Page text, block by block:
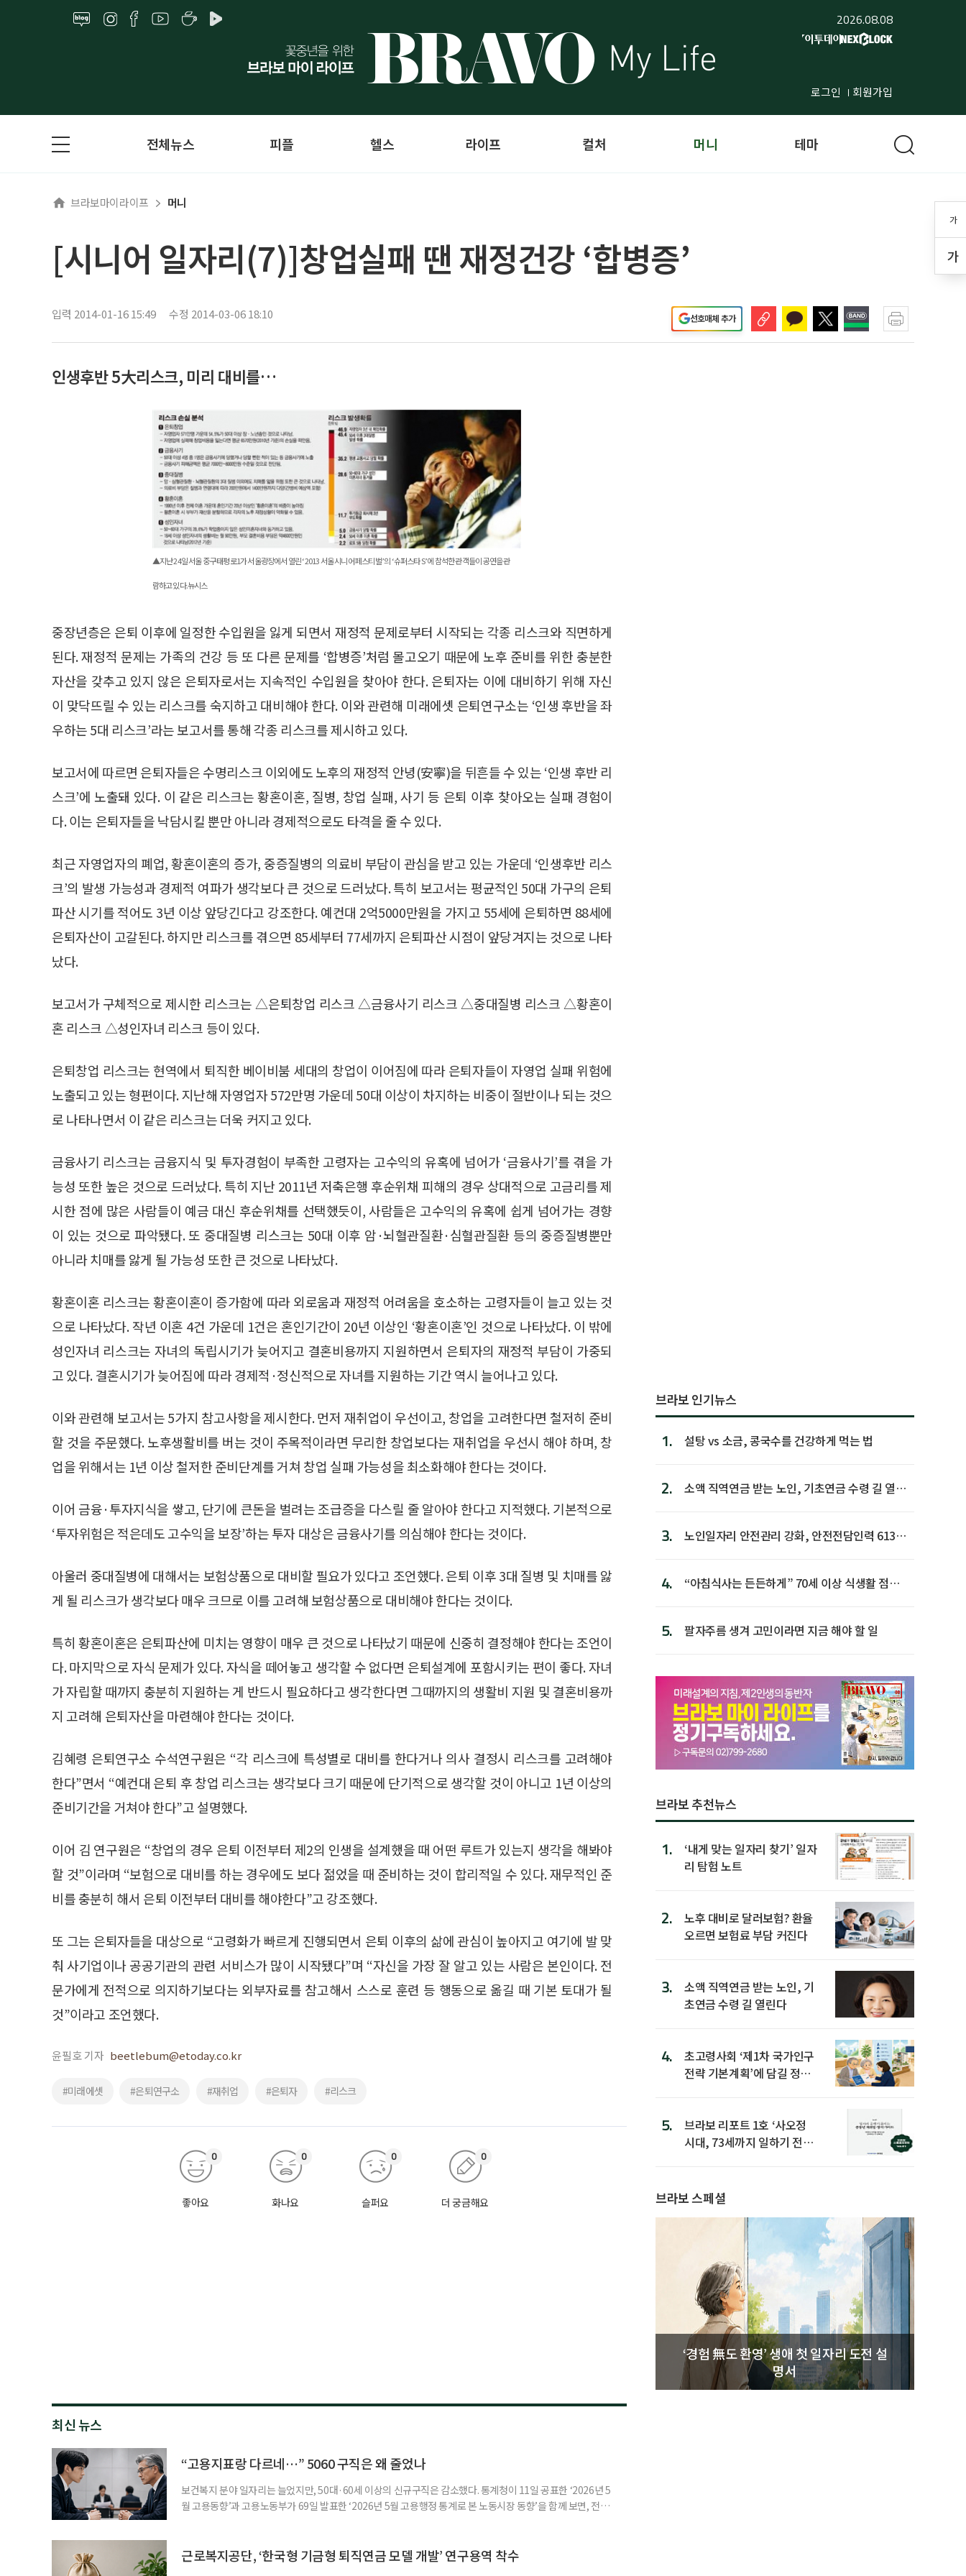
2026.08.08
로그인 회원가입
가
가
전체뉴스 피플 헬스 라이프 컬처 머니 테마
브라보마이라이프 머니
[시니어 일자리(7)]창업실패 땐 재정건강 ‘합병증’
입력 2014-01-16 15:49 수정 2014-03-06 18:10 선호매체 추가
인생후반 5大리스크, 미리 대비를…
▲지난 24일 서울 중구 태평로1가 서울광장에서 열린 ‘2013 서울 시니어 페스티벌’의 ‘슈퍼스타 S’에 참석한 관객들이 공연을 관
람하고 있다.뉴시스
중장년층은 은퇴 이후에 일정한 수입원을 잃게 되면서 재정적 문제로부터 시작되는 각종 리스크와 직면하게
된다. 재정적 문제는 가족의 건강 등 또 다른 문제를 ‘합병증’처럼 몰고오기 때문에 노후 준비를 위한 충분한
자산을 갖추고 있지 않은 은퇴자로서는 지속적인 수입원을 찾아야 한다. 은퇴자는 이에 대비하기 위해 자신
이 맞닥뜨릴 수 있는 리스크를 숙지하고 대비해야 한다. 이와 관련해 미래에셋 은퇴연구소는 ‘인생 후반을 좌
우하는 5대 리스크’라는 보고서를 통해 각종 리스크를 제시하고 있다.
보고서에 따르면 은퇴자들은 수명리스크 이외에도 노후의 재정적 안녕(安寧)을 뒤흔들 수 있는 ‘인생 후반 리
스크’에 노출돼 있다. 이 같은 리스크는 황혼이혼, 질병, 창업 실패, 사기 등 은퇴 이후 찾아오는 실패 경험이
다. 이는 은퇴자들을 낙담시킬 뿐만 아니라 경제적으로도 타격을 줄 수 있다.
최근 자영업자의 폐업, 황혼이혼의 증가, 중증질병의 의료비 부담이 관심을 받고 있는 가운데 ‘인생후반 리스
크’의 발생 가능성과 경제적 여파가 생각보다 큰 것으로 드러났다. 특히 보고서는 평균적인 50대 가구의 은퇴
파산 시기를 적어도 3년 이상 앞당긴다고 강조한다. 예컨대 2억5000만원을 가지고 55세에 은퇴하면 88세에
은퇴자산이 고갈된다. 하지만 리스크를 겪으면 85세부터 77세까지 은퇴파산 시점이 앞당겨지는 것으로 나타
났다.
보고서가 구체적으로 제시한 리스크는 △은퇴창업 리스크 △금융사기 리스크 △중대질병 리스크 △황혼이
혼 리스크 △성인자녀 리스크 등이 있다.
은퇴창업 리스크는 현역에서 퇴직한 베이비붐 세대의 창업이 이어짐에 따라 은퇴자들이 자영업 실패 위험에
노출되고 있는 형편이다. 지난해 자영업자 572만명 가운데 50대 이상이 차지하는 비중이 절반이나 되는 것으
로 나타나면서 이 같은 리스크는 더욱 커지고 있다.
금융사기 리스크는 금융지식 및 투자경험이 부족한 고령자는 고수익의 유혹에 넘어가 ‘금융사기’를 겪을 가
능성 또한 높은 것으로 드러났다. 특히 지난 2011년 저축은행 후순위채 피해의 경우 상대적으로 고금리를 제
시한 점에 많은 사람들이 예금 대신 후순위채를 선택했듯이, 사람들은 고수익의 유혹에 쉽게 넘어가는 경향
이 있는 것으로 파악됐다. 또 중대질병 리스크는 50대 이후 암·뇌혈관질환·심혈관질환 등의 중증질병뿐만
아니라 치매를 앓게 될 가능성 또한 큰 것으로 나타났다.
황혼이혼 리스크는 황혼이혼이 증가함에 따라 외로움과 재정적 어려움을 호소하는 고령자들이 늘고 있는 것
으로 나타났다. 작년 이혼 4건 가운데 1건은 혼인기간이 20년 이상인 ‘황혼이혼’인 것으로 나타났다. 이 밖에
성인자녀 리스크는 자녀의 독립시기가 늦어지고 결혼비용까지 지원하면서 은퇴자의 재정적 부담이 가중되
고 있다. 결혼시기가 늦어짐에 따라 경제적·정신적으로 자녀를 지원하는 기간 역시 늘어나고 있다.
이와 관련해 보고서는 5가지 참고사항을 제시한다. 먼저 재취업이 우선이고, 창업을 고려한다면 철저히 준비
할 것을 주문했다. 노후생활비를 버는 것이 주목적이라면 무리한 창업보다는 재취업을 우선시 해야 하며, 창
업을 위해서는 1년 이상 철저한 준비단계를 거쳐 창업 실패 가능성을 최소화해야 한다는 것이다.
이어 금융·투자지식을 쌓고, 단기에 큰돈을 벌려는 조급증을 다스릴 줄 알아야 한다고 지적했다. 기본적으로
‘투자위험은 적은데도 고수익을 보장’하는 투자 대상은 금융사기를 의심해야 한다는 것이다.
아울러 중대질병에 대해서는 보험상품으로 대비할 필요가 있다고 조언했다. 은퇴 이후 3대 질병 및 치매를 앓
게 될 리스크가 생각보다 매우 크므로 이를 고려해 보험상품으로 대비해야 한다는 것이다.
특히 황혼이혼은 은퇴파산에 미치는 영향이 매우 큰 것으로 나타났기 때문에 신중히 결정해야 한다는 조언이
다. 마지막으로 자식 문제가 있다. 자식을 떼어놓고 생각할 수 없다면 은퇴설계에 포함시키는 편이 좋다. 자녀
가 자립할 때까지 충분히 지원하는 게 반드시 필요하다고 생각한다면 그때까지의 생활비 지원 및 결혼비용까
지 고려해 은퇴자산을 마련해야 한다는 것이다.
김혜령 은퇴연구소 수석연구원은 “각 리스크에 특성별로 대비를 한다거나 의사 결정시 리스크를 고려해야
한다”면서 “예컨대 은퇴 후 창업 리스크는 생각보다 크기 때문에 단기적으로 생각할 것이 아니고 1년 이상의
준비기간을 거쳐야 한다”고 설명했다.
이어 김 연구원은 “창업의 경우 은퇴 이전부터 제2의 인생을 설계했을 때 어떤 루트가 있는지 생각을 해봐야
할 것”이라며 “보험으로 대비를 하는 경우에도 보다 젊었을 때 준비하는 것이 합리적일 수 있다. 재무적인 준
비를 충분히 해서 은퇴 이전부터 대비를 해야한다”고 강조했다.
또 그는 은퇴자들을 대상으로 “고령화가 빠르게 진행되면서 은퇴 이후의 삶에 관심이 높아지고 여기에 발 맞
춰 사기업이나 공공기관의 관련 서비스가 많이 시작됐다”며 “자신을 가장 잘 알고 있는 사람은 본인이다. 전
문가에게 전적으로 의지하기보다는 외부자료를 참고해서 스스로 훈련 등 행동으로 옮길 때 기본 토대가 될
것”이라고 조언했다.
윤필호 기자 beetlebum@etoday.co.kr
#미래에셋 #은퇴연구소 #재취업 #은퇴자 #리스크
좋아요
0
화나요
0
슬퍼요
0
더 궁금해요
0
최신 뉴스
“고용지표랑 다르네…” 5060 구직은 왜 줄었나
보건복지 분야 일자리는 늘었지만, 50대·60세 이상의 신규구직은 감소했다. 통계청이 11일 공표한 ‘2026년 5
월 고용동향’과 고용노동부가 69일 발표한 ‘2026년 5월 고용행정 통계로 본 노동시장 동향’을 함께 보면, 전체
론 온도차 표면적으로는 5월 고용시장이 급격히 무너졌다기보다 둔화하는
근로복지공단, ‘한국형 기금형 퇴직연금 모델 개발’ 연구용역 착수
브라보 인기뉴스
1. 설탕 vs 소금, 콩국수를 건강하게 먹는 법
2.
소액 직역연금 받는 노인, 기초연금 수령 길 열린
3.
노인일자리 안전관리 강화, 안전전담인력 613명
4.
“아침식사는 든든하게” 70세 이상 식생활 점수
5. 팔자주름 생겨 고민이라면 지금 해야 할 일
브라보 추천뉴스
1.
‘내게 맞는 일자리 찾기’ 일자
리 탐험 노트
2.
노후 대비로 달러보험? 환율
오르면 보험료 부담 커진다
3.
소액 직역연금 받는 노인, 기
초연금 수령 길 열린다
4.
초고령사회 ‘제1차 국가인구
전략 기본계획’에 담길 정책
5.
브라보 리포트 1호 ‘사오정
시대, 73세까지 일하기 전략’
브라보 스페셜
‘경험 無도 환영’ 생애 첫 일자리 도전 설
명서